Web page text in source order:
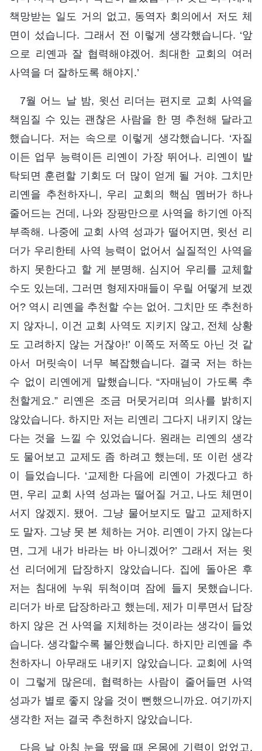
책망받는 일도 거의 없고, 동역자 회의에서 저도 체
면이 섰습니다. 그래서 전 이렇게 생각했습니다. ‘앞
으로 리옌과 잘 협력해야겠어. 최대한 교회의 여러
사역을 더 잘하도록 해야지.’
7월 어느 날 밤, 윗선 리더는 편지로 교회 사역을
책임질 수 있는 괜찮은 사람을 한 명 추천해 달라고
했습니다. 저는 속으로 이렇게 생각했습니다. ‘자질
이든 업무 능력이든 리옌이 가장 뛰어나. 리옌이 발
탁되면 훈련할 기회도 더 많이 얻게 될 거야. 그치만
리옌을 추천하자니, 우리 교회의 핵심 멤버가 하나
줄어드는 건데, 나와 장팡만으로 사역을 하기엔 아직
부족해. 나중에 교회 사역 성과가 떨어지면, 윗선 리
더가 우리한테 사역 능력이 없어서 실질적인 사역을
하지 못한다고 할 게 분명해. 심지어 우리를 교체할
수도 있는데, 그러면 형제자매들이 우릴 어떻게 보겠
어? 역시 리옌을 추천할 수는 없어. 그치만 또 추천하
지 않자니, 이건 교회 사역도 지키지 않고, 전체 상황
도 고려하지 않는 거잖아!’ 이쪽도 저쪽도 아닌 것 같
아서 머릿속이 너무 복잡했습니다. 결국 저는 하는
수 없이 리옌에게 말했습니다. “자매님이 가도록 추
천할게요.” 리옌은 조금 머뭇거리며 의사를 밝히지
않았습니다. 하지만 저는 리옌리 그다지 내키지 않는
다는 것을 느낄 수 있었습니다. 원래는 리옌의 생각
도 물어보고 교제도 좀 하려고 했는데, 또 이런 생각
이 들었습니다. ‘교제한 다음에 리옌이 가겠다고 하
면, 우리 교회 사역 성과는 떨어질 거고, 나도 체면이
서지 않겠지. 됐어. 그냥 물어보지도 말고 교제하지
도 말자. 그냥 못 본 체하는 거야. 리옌이 가지 않는다
면, 그게 내가 바라는 바 아니겠어?’ 그래서 저는 윗
선 리더에게 답장하지 않았습니다. 집에 돌아온 후
저는 침대에 누워 뒤척이며 잠에 들지 못했습니다.
리더가 바로 답장하라고 했는데, 제가 미루면서 답장
하지 않은 건 사역을 지체하는 것이라는 생각이 들었
습니다. 생각할수록 불안했습니다. 하지만 리옌을 추
천하자니 아무래도 내키지 않았습니다. 교회에 사역
이 그렇게 많은데, 협력하는 사람이 줄어들면 사역
성과가 별로 좋지 않을 것이 뻔했으니까요. 여기까지
생각한 저는 결국 추천하지 않았습니다.
다음 날 아침 눈을 떴을 때 온몸에 기력이 없었고,